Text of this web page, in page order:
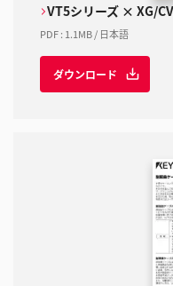
VT5シリーズ × XG/
PDF: 1.1MB/ 日本語
ダウンロード